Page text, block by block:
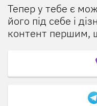
Тепер у тебе є
його під себе і
контент першим,